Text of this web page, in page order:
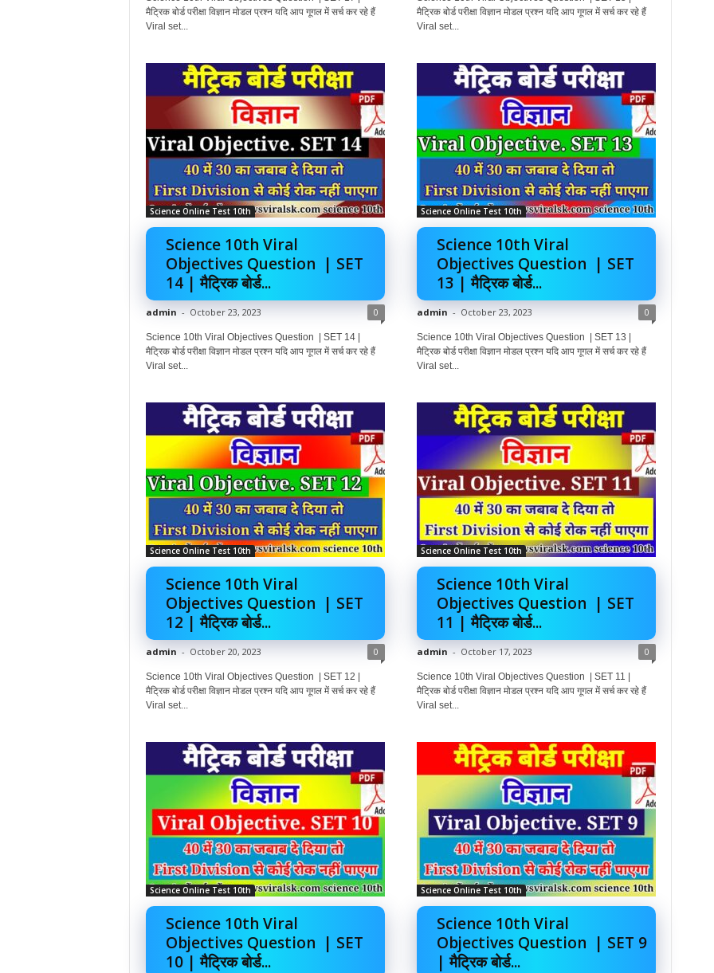
मैट्रिक बोर्ड परीक्षा विज्ञान मोडल प्रश्न यदि आप गूगल में सर्च कर रहे हैं
Viral set...
मैट्रिक बोर्ड परीक्षा विज्ञान मोडल प्रश्न यदि आप गूगल में सर्च कर रहे हैं
Viral set...
Science Online Test 10th
Science 10th Viral
Objectives Question | SET
14 | मैट्रिक बोर्ड...
admin - October 23, 2023 0
Science 10th Viral Objectives Question | SET 14 |
मैट्रिक बोर्ड परीक्षा विज्ञान मोडल प्रश्न यदि आप गूगल में सर्च कर रहे हैं
Viral set...
Science Online Test 10th
Science 10th Viral
Objectives Question | SET
13 | मैट्रिक बोर्ड...
admin - October 23, 2023 0
Science 10th Viral Objectives Question | SET 13 |
मैट्रिक बोर्ड परीक्षा विज्ञान मोडल प्रश्न यदि आप गूगल में सर्च कर रहे हैं
Viral set...
Science Online Test 10th
Science 10th Viral
Objectives Question | SET
12 | मैट्रिक बोर्ड...
admin - October 20, 2023 0
Science 10th Viral Objectives Question | SET 12 |
मैट्रिक बोर्ड परीक्षा विज्ञान मोडल प्रश्न यदि आप गूगल में सर्च कर रहे हैं
Viral set...
Science Online Test 10th
Science 10th Viral
Objectives Question | SET
11 | मैट्रिक बोर्ड...
admin - October 17, 2023 0
Science 10th Viral Objectives Question | SET 11 |
मैट्रिक बोर्ड परीक्षा विज्ञान मोडल प्रश्न यदि आप गूगल में सर्च कर रहे हैं
Viral set...
Science Online Test 10th
Science 10th Viral
Objectives Question | SET
10 | मैट्रिक बोर्ड...
Science Online Test 10th
Science 10th Viral
Objectives Question | SET 9
| मैट्रिक बोर्ड...